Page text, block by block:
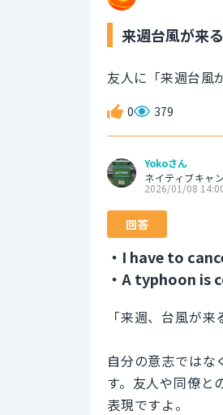
来週台風が来
友人に「来週台風
0 379
Yokoさん
ネイティブキャ
2026/01/08
回答
・I have to
・A typhoon is
「来週、台風が
自分の意志ではな
す。友人や同僚と
表現ですよ。